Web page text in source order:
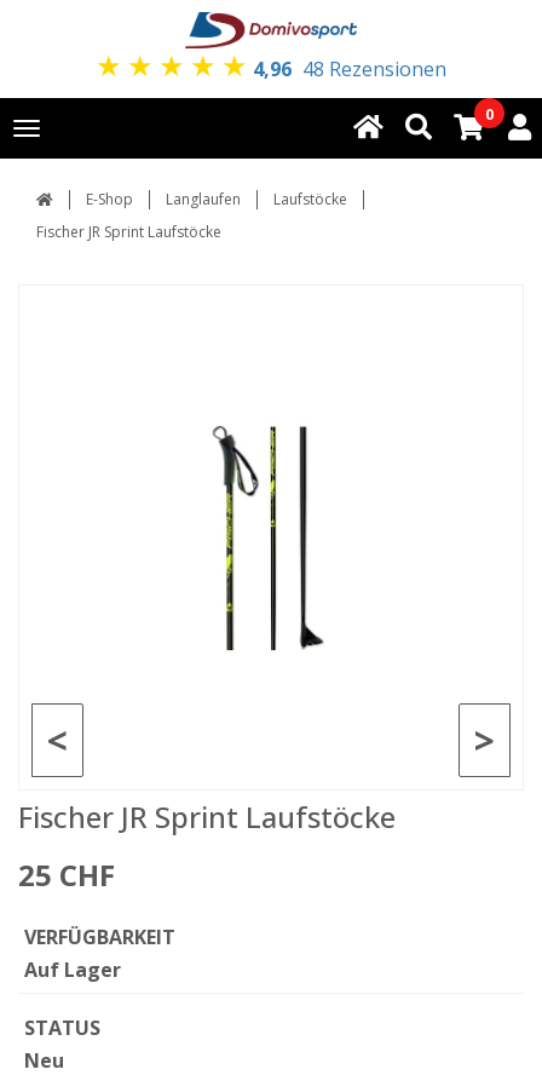
★ ★ ★ ★ ★ 4,96 48 Rezensionen
Toggle
navigation
0
E-Shop Langlaufen
Laufstöcke
Fischer JR Sprint Laufstöcke
>
<
Fischer JR Sprint Laufstöcke
25 CHF
VERFÜGBARKEIT
Auf Lager
STATUS
Neu